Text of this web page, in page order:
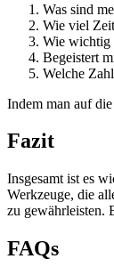
Was sind
Wie viel
Wie wichtig
Begeistert
Welche
Indem man auf
Fazit
Insgesamt ist es
Werkzeuge, die
zu gewährleisten.
FAQs